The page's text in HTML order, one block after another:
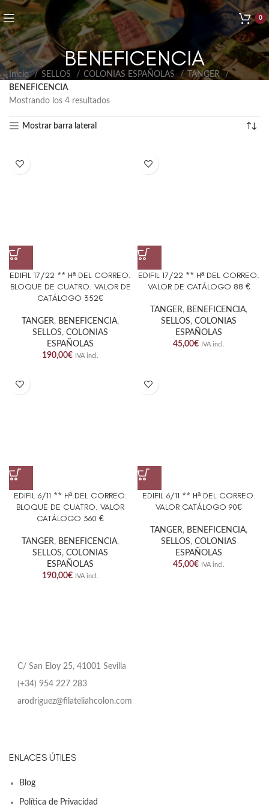
0
BENEFICENCIA
Inicio SELLOS COLONIAS ESPAÑOLAS
TANGER
BENEFICENCIA
Mostrando los 4 resultados
Mostrar barra lateral
EDIFIL 17/22 ** Hª DEL CORREO.
BLOQUE DE CUATRO. VALOR DE
CATÁLOGO 352€
TANGER, BENEFICENCIA,
SELLOS, COLONIAS
ESPAÑOLAS
190,00€ IVA incl.
EDIFIL 17/22 ** Hª DEL CORREO.
VALOR DE CATÁLOGO 88 €
TANGER, BENEFICENCIA,
SELLOS, COLONIAS
ESPAÑOLAS
45,00€ IVA incl.
EDIFIL 6/11 ** Hª DEL CORREO.
BLOQUE DE CUATRO. VALOR
CATÁLOGO 360 €
TANGER, BENEFICENCIA,
SELLOS, COLONIAS
ESPAÑOLAS
190,00€ IVA incl.
EDIFIL 6/11 ** Hª DEL CORREO.
VALOR CATÁLOGO 90€
TANGER, BENEFICENCIA,
SELLOS, COLONIAS
ESPAÑOLAS
45,00€ IVA incl.
C/ San Eloy 25, 41001 Sevilla
(+34) 954 227 283
arodriguez@filateliahcolon.com
ENLACES ÚTILES
Blog
Política de Privacidad